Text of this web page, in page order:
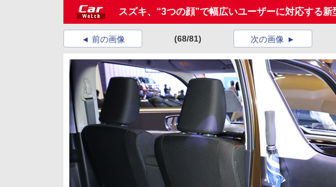
スズキ、“3つの顔”で幅広いユーザーに対応する
前の画像 (68/81) 次の画像